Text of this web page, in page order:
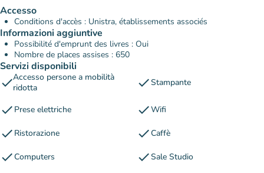
Accesso
Conditions d'accès : Unistra, établissements associés
Informazioni aggiuntive
Possibilité d'emprunt des livres : Oui
Nombre de places assises : 650
Servizi disponibili
checkAccesso persone a mobilità
ridotta
checkStampante
check Prese elettriche checkWifi
check Ristorazione checkCaffè
checkComputers checkSale Studio